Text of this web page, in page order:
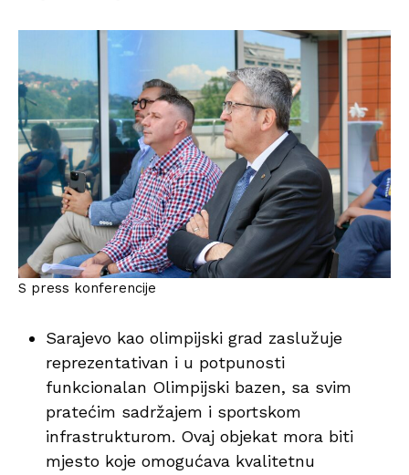
S press konferencije
Sarajevo kao olimpijski grad zaslužuje
reprezentativan i u potpunosti
funkcionalan Olimpijski bazen, sa svim
pratećim sadržajem i sportskom
infrastrukturom. Ovaj objekat mora biti
mjesto koje omogućava kvalitetnu